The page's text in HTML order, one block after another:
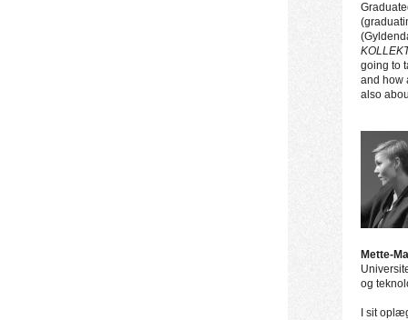
going to
and how
also
Mette-
og
I sit